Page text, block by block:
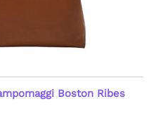
Boston Ribes